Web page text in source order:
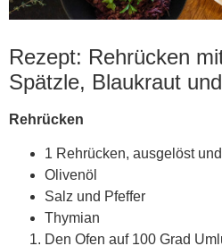
Rezept: Rehrücken
Spätzle, Blaukraut
Rehrücken
1 Rehrücken, ausgelöst
Olivenöl
Salz und Pfeffer
Thymian
Den Ofen auf 100 Grad